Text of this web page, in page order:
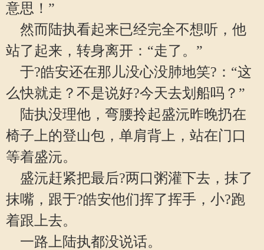
意思！”
然而陆执看起来已经完全不想听，他
站了起来，转身离开：“走了。”
于?皓安还在那儿没心没肺地笑?：“这
么快就走？不是说好?今天去划船吗？”
陆执没理他，弯腰拎起盛沅昨晚扔在
椅子上的登山包，单肩背上，站在门口
等着盛沅。
盛沅赶紧把最后?两口粥灌下去，抹了
抹嘴，跟于?皓安他们挥了挥手，小?跑
着跟上去。
一路上陆执都没说话。